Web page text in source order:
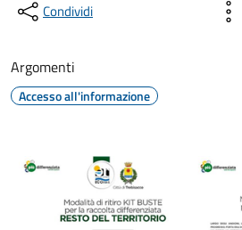
Condividi
Argomenti
Accesso all'informazione